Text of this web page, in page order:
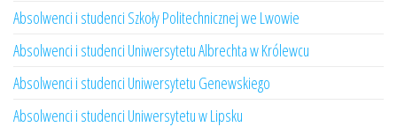
Absolwenci i studenci Szkoły Politechnicznej we Lwowie
Absolwenci i studenci Uniwersytetu Albrechta w Królewcu
Absolwenci i studenci Uniwersytetu Genewskiego
Absolwenci i studenci Uniwersytetu w Lipsku